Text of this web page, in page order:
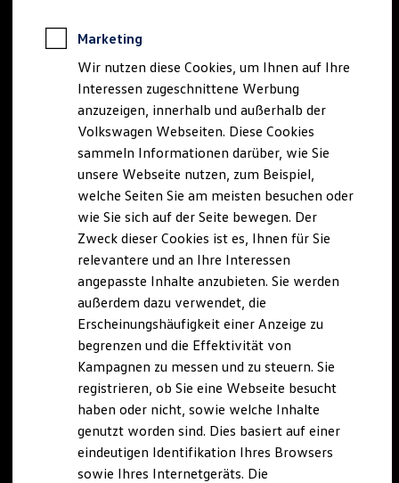
Rekuperation
Laden unterwegs
Laden Zuhause
Ladestationen finden
Ladezeitensimulator
Batterie
Sicherheit
Nachhaltigkeit
Technologie
Kosten und Kauf
Kaufoptionen
E-Auto-Förderung
Software und Konnektivität
Die ID. Software 6
ID. Software Versionen und Updates
Digitale Extras
Schnittstellen zu Ihrem ID.
Hybridautos
Marke und Erlebnis
Volkswagen R und R Experience
R-Modelle
R Experience
Driving Experience
Volkswagen entdecken
Werkbesichtigung
Marketing
Wir nutzen diese Cookies, um Ihnen auf Ihre
Interessen zugeschnittene Werbung
anzuzeigen, innerhalb und außerhalb der
Volkswagen Webseiten. Diese Cookies
sammeln Informationen darüber, wie Sie
unsere Webseite nutzen, zum Beispiel,
welche Seiten Sie am meisten besuchen oder
wie Sie sich auf der Seite bewegen. Der
Zweck dieser Cookies ist es, Ihnen für Sie
relevantere und an Ihre Interessen
angepasste Inhalte anzubieten. Sie werden
außerdem dazu verwendet, die
Erscheinungshäufigkeit einer Anzeige zu
begrenzen und die Effektivität von
Kampagnen zu messen und zu steuern. Sie
registrieren, ob Sie eine Webseite besucht
haben oder nicht, sowie welche Inhalte
genutzt worden sind. Dies basiert auf einer
eindeutigen Identifikation Ihres Browsers
sowie Ihres Internetgeräts. Die